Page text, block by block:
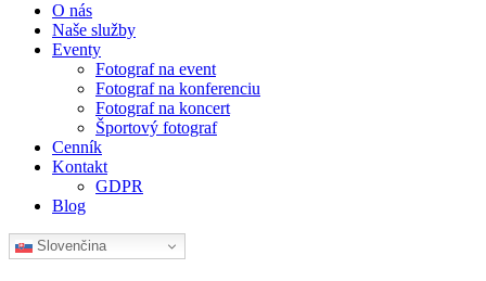
O nás
Naše služby
Eventy
Fotograf na event
Fotograf na konferenciu
Fotograf na koncert
Športový fotograf
Cenník
Kontakt
GDPR
Blog
Slovenčina